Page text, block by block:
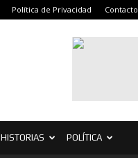
Política de Privacidad Contacto
HISTORIAS POLÍTICA